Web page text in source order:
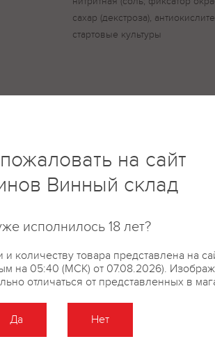
сахар (декстроза),
стартовые культуры
на сайт
Винный склад
исполнилось 18 лет?
количеству товара представлена на
на 05:40 (МСК) от 07.08.2026).
отличаться от представленных в
Да Нет